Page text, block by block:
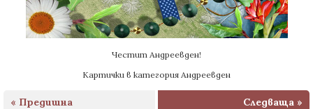
Честит Андреевден!
Картички в категория Андреевден
« Предишна Следваща »